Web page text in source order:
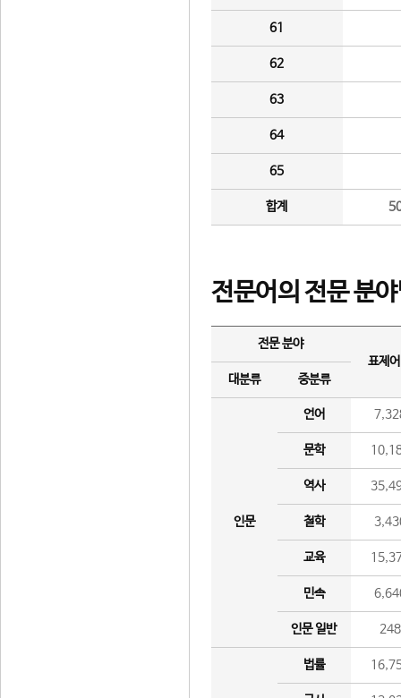
61
62
63
64
65
합계
전문어의 전문 분
전문 분야
표제
대분류
중분류
인문
언어
문학
역사
철학
교육
민속
인문 일반 248
법률